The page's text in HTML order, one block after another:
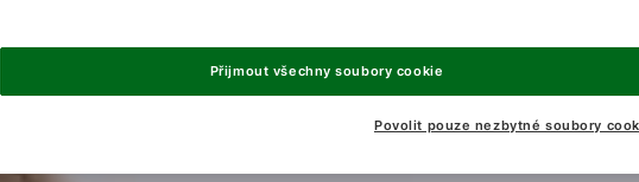
Povolit pouze nezbytné soubory
Přijmout všechny soubory cookie